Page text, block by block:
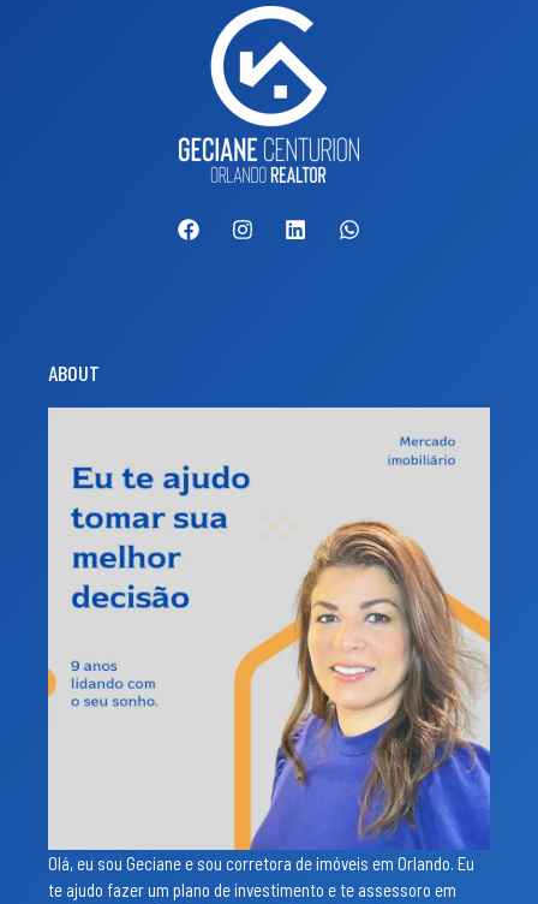
ABOUT
Olá, eu sou Geciane e sou corretora de imóveis em Orlando. Eu
te ajudo fazer um plano de investimento e te assessoro em